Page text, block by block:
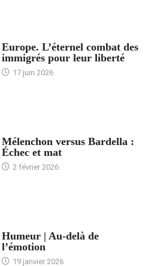
Europe. L’éternel combat des
immigrés pour leur liberté
17 juin 2026
Mélenchon versus Bardella :
Échec et mat
2 février 2026
Humeur | Au-delà de
l’émotion
19 janvier 2026